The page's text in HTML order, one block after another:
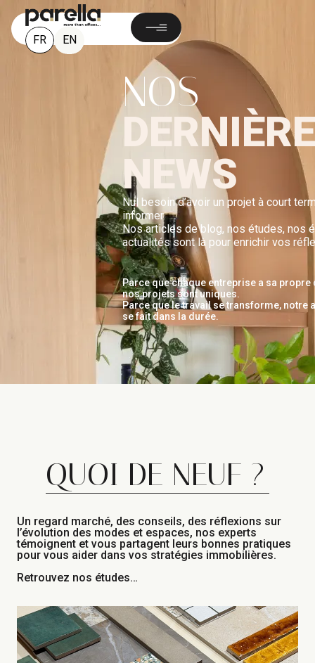
FR EN
NOS
NEWS
Nul besoin d’avoir un projet à court
informer.
Nos articles de blog, nos études, nos
actualités sont là pour enrichir vos
Parce que chaque entreprise a sa propre
nos projets sont uniques.
Parce que le travail se transforme, notre
se fait dans la durée.
QUOI DE NEUF ?
Un regard marché, des conseils, des réflexions sur
l’évolution des modes et espaces, nos experts
témoignent et vous partagent leurs bonnes pratiques
pour vous aider dans vos stratégies immobilières.
Retrouvez nos études…